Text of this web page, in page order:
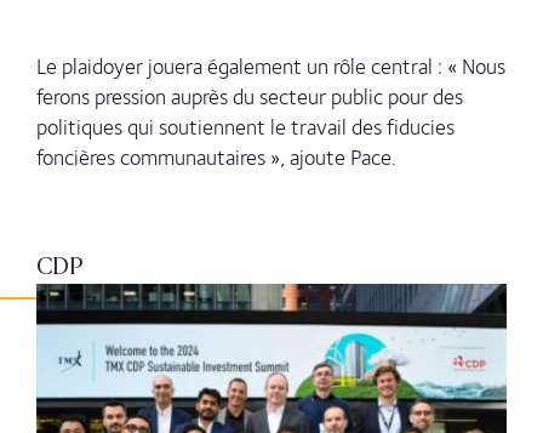
Le plaidoyer jouera également un rôle central : « Nous
ferons pression auprès du secteur public pour des
politiques qui soutiennent le travail des fiducies
foncières communautaires », ajoute Pace.
CDP